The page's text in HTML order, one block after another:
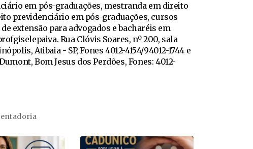
em pós-graduações, mestranda em direito
previdenciário em pós-graduações, cursos
extensão para advogados e bacharéis em
Rua Clóvis Soares, nº 200, sala
Atibaia - SP, Fones 4012-4154/94012-1744 e
Bom Jesus dos Perdões, Fones: 4012-